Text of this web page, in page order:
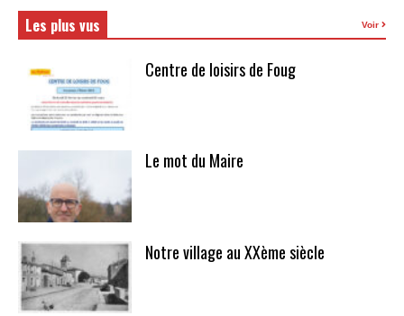
Les plus vus Voir
Centre de loisirs de Foug
Le mot du Maire
Notre village au XXème siècle